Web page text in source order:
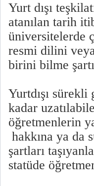
Yurt dışı
atanılan tarih
üniversitelerde
resmi dilini
birini bilme
Yurtdışı
kadar
öğretmenlerin
hakkına ya da
şartları
statüde